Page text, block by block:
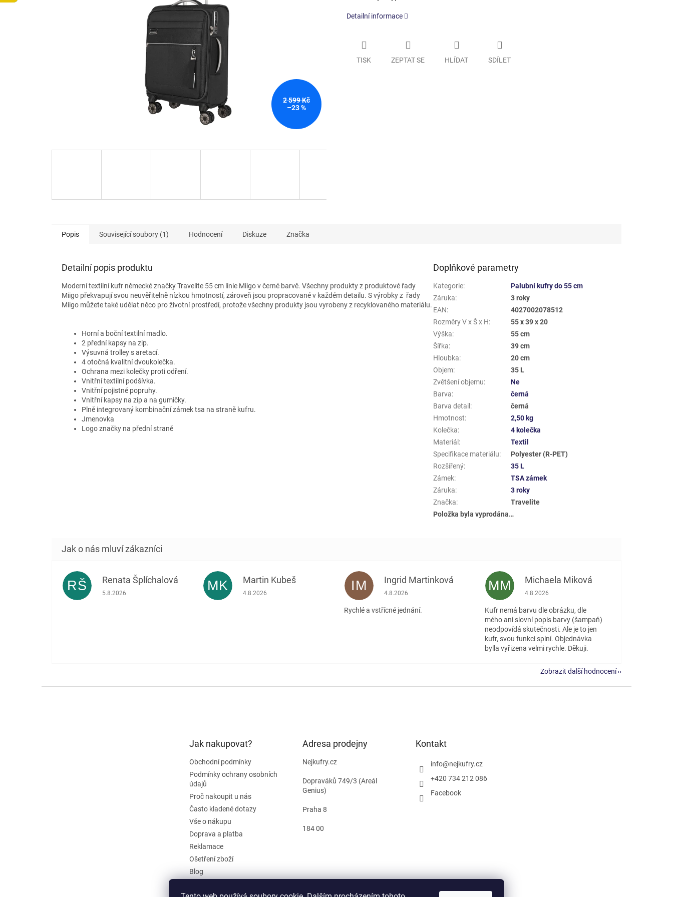
2 599 Kč
–23 %
Detailní informace
TISK ZEPTAT SE HLÍDAT SDÍLET
Popis Související soubory (1) Hodnocení Diskuze Značka
Detailní popis produktu
Moderní textilní kufr německé značky Travelite 55 cm linie Miigo v černé barvě. Všechny produkty z produktové řady
Miigo překvapují svou neuvěřitelně nízkou hmotností, zároveň jsou propracované v každém detailu. S výrobky z řady
Miigo můžete také udělat něco pro životní prostředí, protože všechny produkty jsou vyrobeny z recyklovaného materiálu.
Horní a boční textilní madlo.
2 přední kapsy na zip.
Výsuvná trolley s aretací.
4 otočná kvalitní dvoukolečka.
Ochrana mezi kolečky proti odření.
Vnitřní textilní podšívka.
Vnitřní pojistné popruhy.
Vnitřní kapsy na zip a na gumičky.
Plně integrovaný kombinační zámek tsa na straně kufru.
Jmenovka
Logo značky na přední straně
Doplňkové parametry
Kategorie:
Palubní kufry do 55 cm
Záruka:
3 roky
EAN:
4027002078512
Rozměry V x Š x H:
55 x 39 x 20
Výška:
55 cm
Šířka:
39 cm
Hloubka:
20 cm
Objem:
35 L
Zvětšení objemu:
Ne
Barva:
černá
Barva detail :
černá
Hmotnost:
2,50 kg
Kolečka:
4 kolečka
Materiál :
Textil
Specifikace materiálu:
Polyester (R-PET)
Rozšířený:
35 L
Zámek:
TSA zámek
Záruka:
3 roky
Značka:
Travelite
Položka byla vyprodána…
RŠ Renata Šplíchalová
Hodnocení obchodu je 5 z 5 hvězdiček.
5.8.2026 MK Martin Kubeš
Hodnocení obchodu je 5 z 5 hvězdiček.
4.8.2026 IM Ingrid Martinková
Hodnocení obchodu je 5 z 5 hvězdiček.
4.8.2026
Rychlé a vstřícné jednání.
MM Michaela Miková
Hodnocení obchodu je 5 z 5 hvězdiček.
4.8.2026
Kufr nemá barvu dle obrázku, dle
mého ani slovní popis barvy (šampaň)
neodpovídá skutečnosti. Ale je to jen
kufr, svou funkci splní. Objednávka
bylla vyřizena velmi rychle. Děkuji.
Zobrazit další hodnocení
Jak nakupovat?
Obchodní podmínky
Podmínky ochrany osobních
údajů
Proč nakoupit u nás
Často kladené dotazy
Vše o nákupu
Doprava a platba
Reklamace
Ošetření zboží
Blog
Adresa prodejny
Nejkufry.cz
Dopraváků 749/3 (Areál
Genius)
Praha 8
184 00
Kontakt
info@nejkufry.cz
+420 734 212 086
Facebook